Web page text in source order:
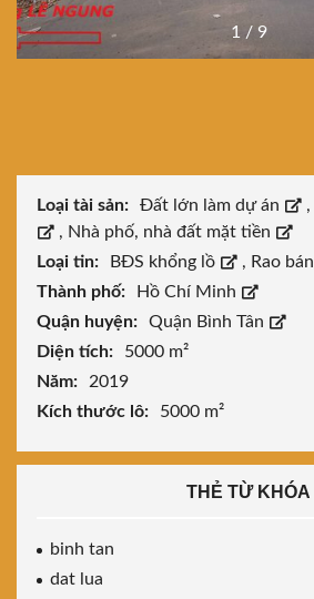
1 / 9
Loại tài sản: Đất lớn làm dự án ,
, Nhà phố, nhà đất mặt tiền
Loại tin:
BĐS khổng lồ , Rao bán
Thành phố:
Hồ Chí Minh
Quận huyện:
Quận Bình Tân
Diện tích:
5000 m²
Năm:
2019
Kích thước lô:
5000 m²
THẺ TỪ KHÓA
binh tan
dat lua